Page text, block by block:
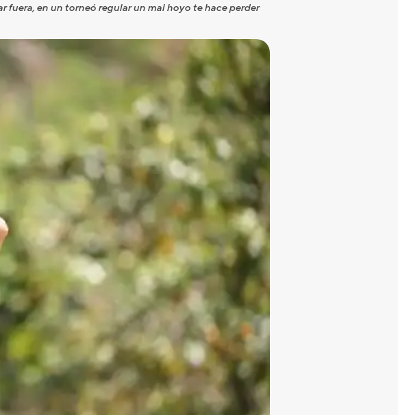
fuera, en un torneó regular un mal hoyo te hace perder